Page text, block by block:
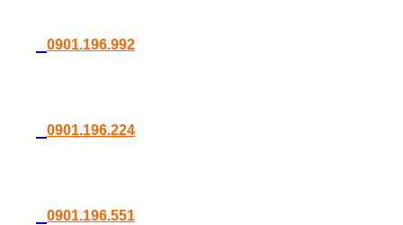
0901.196.992
0901.196.224
0901.196.551